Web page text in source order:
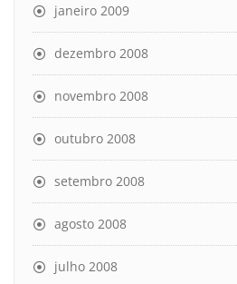
janeiro 2009
dezembro 2008
novembro 2008
outubro 2008
setembro 2008
agosto 2008
julho 2008